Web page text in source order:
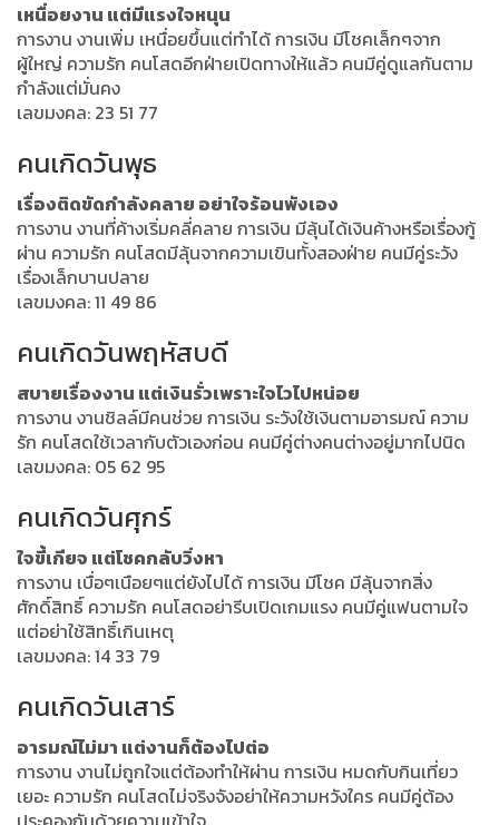
เหนื่อยงาน แต่มีแรงใจหนุน
การงาน งานเพิ่ม เหนื่อยขึ้นแต่ทำได้ การเงิน มีโชคเล็กๆจาก
ผู้ใหญ่ ความรัก คนโสดอีกฝ่ายเปิดทางให้แล้ว คนมีคู่ดูแลกันตาม
กำลังแต่มั่นคง
เลขมงคล: 23 51 77
คนเกิดวันพุธ
เรื่องติดขัดกำลังคลาย อย่าใจร้อนพังเอง
การงาน งานที่ค้างเริ่มคลี่คลาย การเงิน มีลุ้นได้เงินค้างหรือเรื่องกู้
ผ่าน ความรัก คนโสดมีลุ้นจากความเขินทั้งสองฝ่าย คนมีคู่ระวัง
เรื่องเล็กบานปลาย
เลขมงคล: 11 49 86
คนเกิดวันพฤหัสบดี
สบายเรื่องงาน แต่เงินรั่วเพราะใจไวไปหน่อย
การงาน งานชิลล์มีคนช่วย การเงิน ระวังใช้เงินตามอารมณ์ ความ
รัก คนโสดใช้เวลากับตัวเองก่อน คนมีคู่ต่างคนต่างอยู่มากไปนิด
เลขมงคล: 05 62 95
คนเกิดวันศุกร์
ใจขี้เกียจ แต่โชคกลับวิ่งหา
การงาน เบื่อๆเนือยๆแต่ยังไปได้ การเงิน มีโชค มีลุ้นจากสิ่ง
ศักดิ์สิทธิ์ ความรัก คนโสดอย่ารีบเปิดเกมแรง คนมีคู่แฟนตามใจ
แต่อย่าใช้สิทธิ์เกินเหตุ
เลขมงคล: 14 33 79
คนเกิดวันเสาร์
อารมณ์ไม่มา แต่งานก็ต้องไปต่อ
การงาน งานไม่ถูกใจแต่ต้องทำให้ผ่าน การเงิน หมดกับกินเที่ยว
เยอะ ความรัก คนโสดไม่จริงจังอย่าให้ความหวังใคร คนมีคู่ต้อง